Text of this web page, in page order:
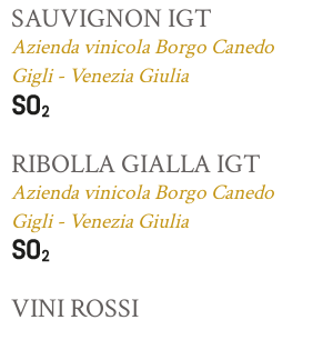
SAUVIGNON IGT
Azienda vinicola Borgo Canedo
Gigli - Venezia Giulia
RIBOLLA GIALLA IGT
Azienda vinicola Borgo Canedo
Gigli - Venezia Giulia
VINI ROSSI